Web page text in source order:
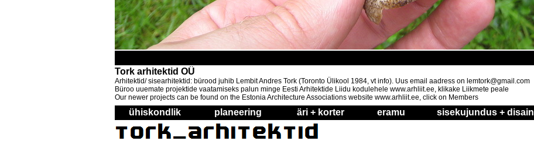
Tork arhitektid OÜ
Arhitektid/ sisearhitektid: bürood juhib Lembit Andres Tork (Toronto Ülikool 1984, vt info). Uus email aadress on lemtork@gmail.com
Büroo uuemate projektide vaatamiseks palun minge Eesti Arhitektide Liidu kodulehele www.arhliit.ee, klikake Liikmete peale
Our newer projects can be found on the Estonia Architecture Associations website www.arhliit.ee, click on Members
ühiskondlik planeering äri + korter eramu sisekujundus + disain